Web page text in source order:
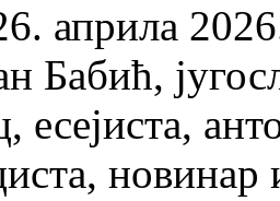
апри­ла
Ба­бић,
есе­ји­ста,